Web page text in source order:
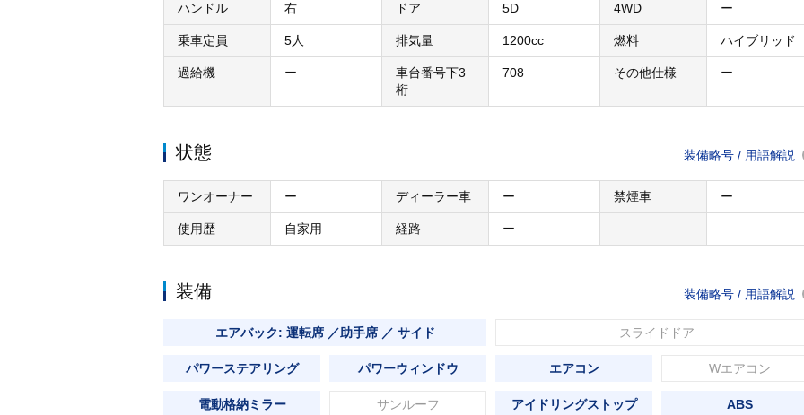
ハンドル 右 ドア 5D 4WD ー
乗車定員 5人 排気量 1200cc 燃料 ハイブリッド
過給機 ー
車台番号下3
桁
708 その他仕様 ー
状態 装備略号 / 用語解説
ワンオーナー ー ディーラー車 ー 禁煙車 ー
使用歴 自家用 経路 ー
装備 装備略号 / 用語解説
エアバック: 運転席 ／助手席 ／ サイド スライドドア
パワーステアリング パワーウィンドウ エアコン Wエアコン
電動格納ミラー サンルーフ アイドリングストップ ABS